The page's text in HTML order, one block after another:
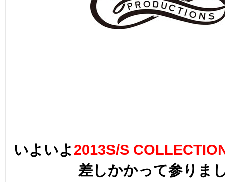
いよいよ 2013S/S
差しかかって参りま